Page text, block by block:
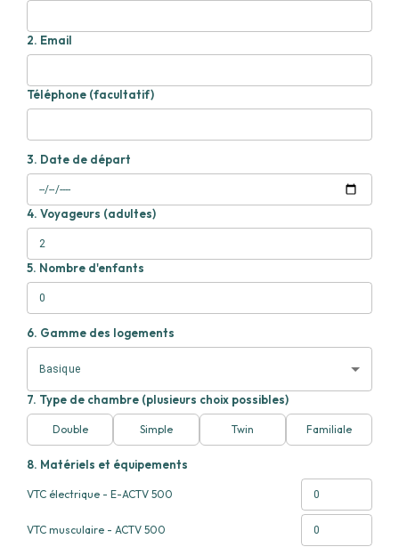
2. Email
Téléphone (facultatif)
3. Date de départ
4. Voyageurs (adultes)
5. Nombre d'enfants
6. Gamme des logements
Basique
7. Type de chambre (plusieurs choix possibles)
Double Simple Twin Familiale
8. Matériels et équipements
VTC électrique - E-ACTV 500
VTC musculaire - ACTV 500